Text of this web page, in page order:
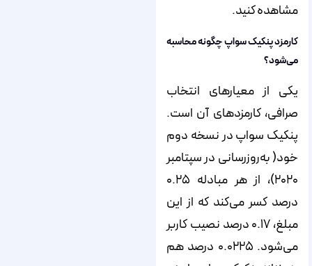
مشاهده کنید.
کارمزد پنکیک سواپ چگونه محاسبه
می‌شود؟
یکی از معیارهای انتخاب
صرافی، کارمزدهای آن است.
پنکیک سواپ در نسخه دوم
خود( به‌روزرسانی در سپتامبر
۲۰۲۰)، از هر مبادله ۰.۲۵
درصد کسر می‌کند که از این
مبلغ، ۰.۱۷ درصد نصیب کاربر
می‌شود. ۰.۰۲۲۵ درصد هم